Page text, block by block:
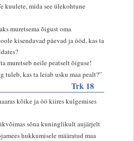
kuulete, mida see ülekohtune
muretsema õigust oma
kisendavad päevad ja ööd, kas ta
muretseb neile peatselt õiguse!
tuleb, kas ta leiab usku maa pealt?”
Trk 18
kõike ja öö kiires kulgemises
sõna kuninglikult aujärjelt
hukkumisele määratud maa